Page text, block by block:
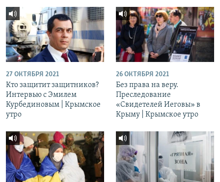
27 ОКТЯБРЯ 2021
Кто защитит защитников?
Интервью с Эмилем
Курбединовым | Крымское
утро
26 ОКТЯБРЯ 2021
Без права на веру.
Преследование
«Свидетелей Иеговы» в
Крыму | Крымское утро